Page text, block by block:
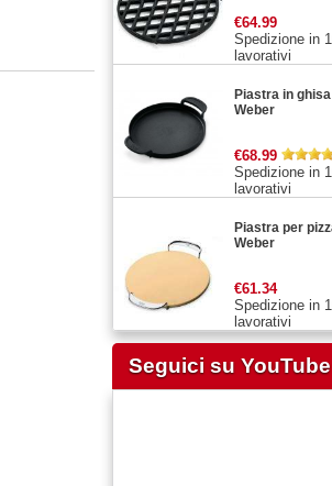
€64.99
Spedizione in
lavorativi
Piastra in
Weber
€68.99
Spedizione in
lavorativi
Piastra per
Weber
€61.34
Spedizione in
lavorativi
Seguici su YouTube